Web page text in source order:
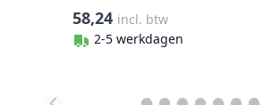
58,24 incl. btw
2-5 werkdagen